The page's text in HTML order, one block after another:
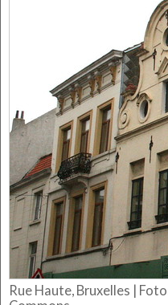
Rue Haute, Bruxelles |